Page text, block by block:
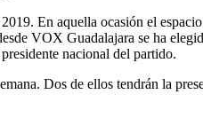
En aquella ocasión el
VOX Guadalajara se ha
nacional del partido.
Dos de ellos tendrán la